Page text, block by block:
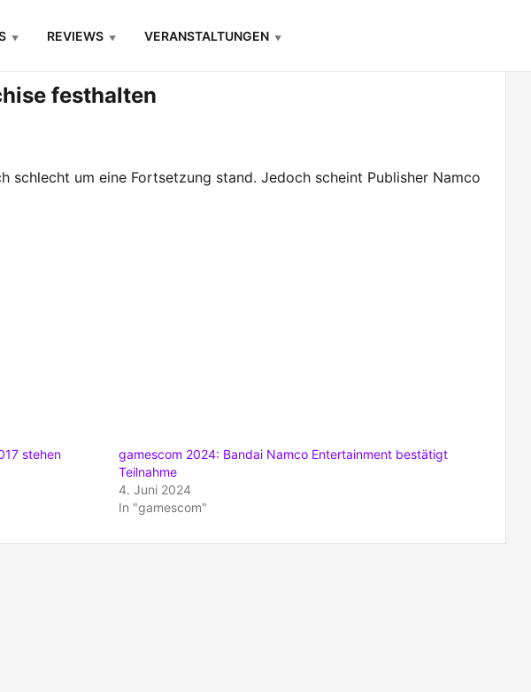
REVIEWS VERANSTALTUNGEN
festhalten
schlecht um eine Fortsetzung stand. Jedoch scheint Publisher Namco
stehen
gamescom 2024: Bandai Namco Entertainment bestätigt
Teilnahme
4. Juni 2024
In "gamescom"